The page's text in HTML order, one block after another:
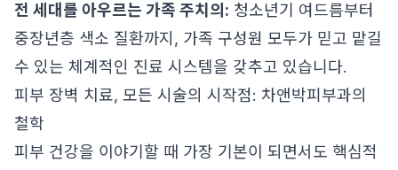
전 세대를 아우르는 가족 주치의: 청소년기 여드름부터
중장년층 색소 질환까지, 가족 구성원 모두가 믿고 맡길
수 있는 체계적인 진료 시스템을 갖추고 있습니다.
피부 장벽 치료, 모든 시술의 시작점: 차앤박피부과의
철학
피부 건강을 이야기할 때 가장 기본이 되면서도 핵심적